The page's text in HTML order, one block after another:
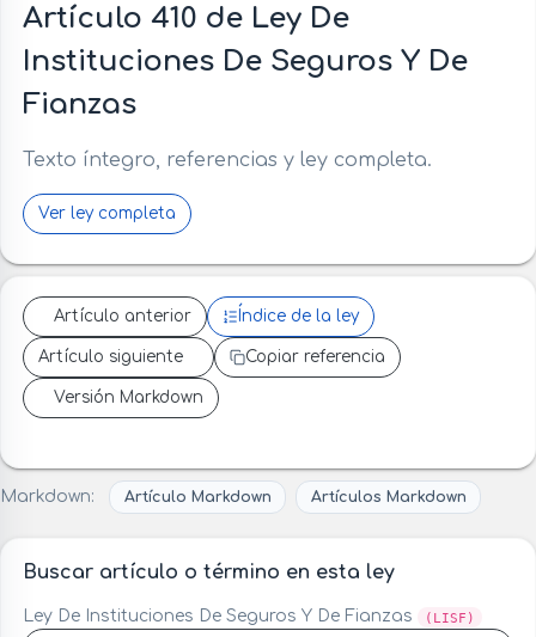
Artículo 410 de Ley De
Instituciones De Seguros Y De
Fianzas
Texto íntegro, referencias y ley completa.
Ver ley completa
Artículo anterior Índice de la ley
Artículo siguiente Copiar referencia
Versión Markdown
Markdown: Artículo Markdown Artículos Markdown
Buscar artículo o término en esta ley
Ley De Instituciones De Seguros Y De Fianzas (LISF)